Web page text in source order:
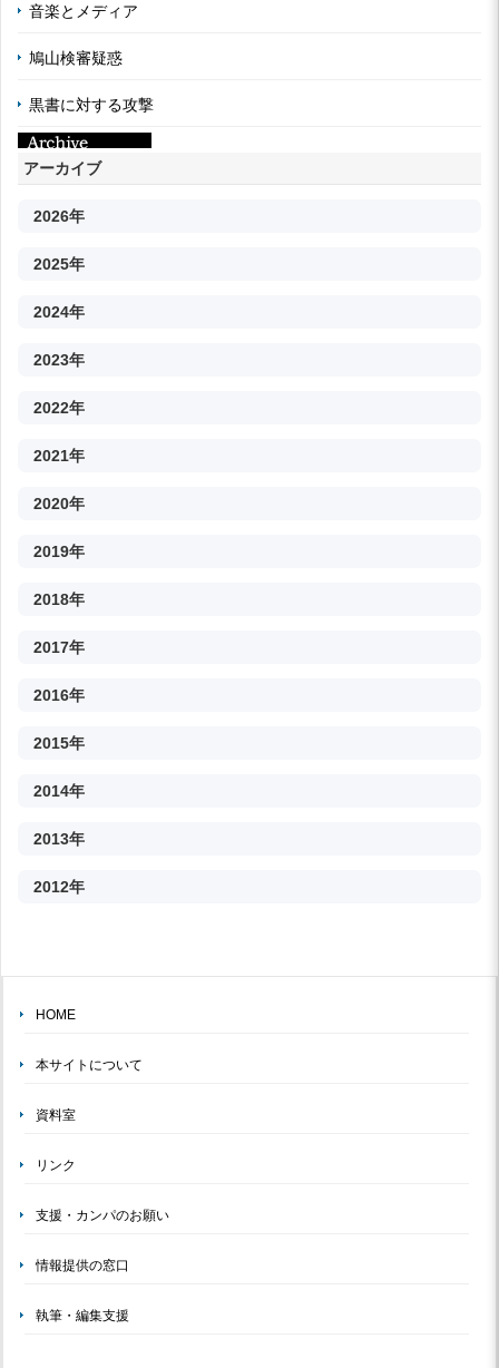
音楽とメディア
鳩山検審疑惑
黒書に対する攻撃
アーカイブ
2026年
2025年
2024年
2023年
2022年
2021年
2020年
2019年
2018年
2017年
2016年
2015年
2014年
2013年
2012年
HOME
本サイトについて
資料室
リンク
支援・カンパのお願い
情報提供の窓口
執筆・編集支援